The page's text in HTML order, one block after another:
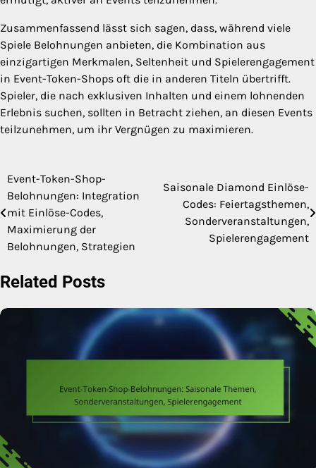
Zusammenfassend lässt sich sagen, dass, während viele
Spiele Belohnungen anbieten, die Kombination aus
einzigartigen Merkmalen, Seltenheit und Spielerengagement
in Event-Token-Shops oft die in anderen Titeln übertrifft.
Spieler, die nach exklusiven Inhalten und einem lohnenden
Erlebnis suchen, sollten in Betracht ziehen, an diesen Events
teilzunehmen, um ihr Vergnügen zu maximieren.
Post
navigation
Event-Token-Shop-
Belohnungen: Integration
mit Einlöse-Codes,
Maximierung der
Belohnungen, Strategien
Saisonale Diamond Einlöse-
Codes: Feiertagsthemen,
Sonderveranstaltungen,
Spielerengagement
Related Posts